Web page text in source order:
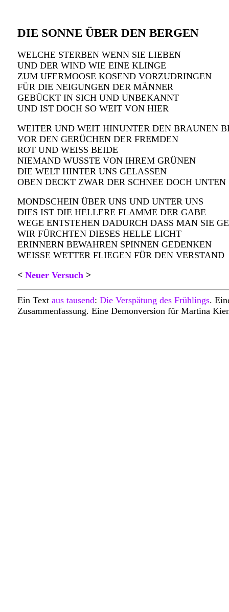
DIE SONNE ÜBER DEN BERGEN
WELCHE STERBEN WENN SIE LIEBEN
UND DER WIND WIE EINE KLINGE
ZUM UFERMOOSE KOSEND VORZUDRINGEN
FÜR DIE NEIGUNGEN DER MÄNNER
GEBÜCKT IN SICH UND UNBEKANNT
UND IST DOCH SO WEIT VON HIER
WEITER UND WEIT HINUNTER DEN BRAUNEN
VOR DEN GERÜCHEN DER FREMDEN
ROT UND WEISS BEIDE
NIEMAND WUSSTE VON IHREM GRÜNEN
DIE WELT HINTER UNS GELASSEN
OBEN DECKT ZWAR DER SCHNEE DOCH UNTEN
MONDSCHEIN ÜBER UNS UND UNTER UNS
DIES IST DIE HELLERE FLAMME DER GABE
WEGE ENTSTEHEN DADURCH DASS MAN SIE
WIR FÜRCHTEN DIESES HELLE LICHT
ERINNERN BEWAHREN SPINNEN GEDENKEN
WEISSE WETTER FLIEGEN FÜR DEN VERSTAND
< Neuer Versuch >
Ein Text aus tausend: Die Verspätung des Frühlings.
Zusammenfassung. Eine Demonversion für Martina